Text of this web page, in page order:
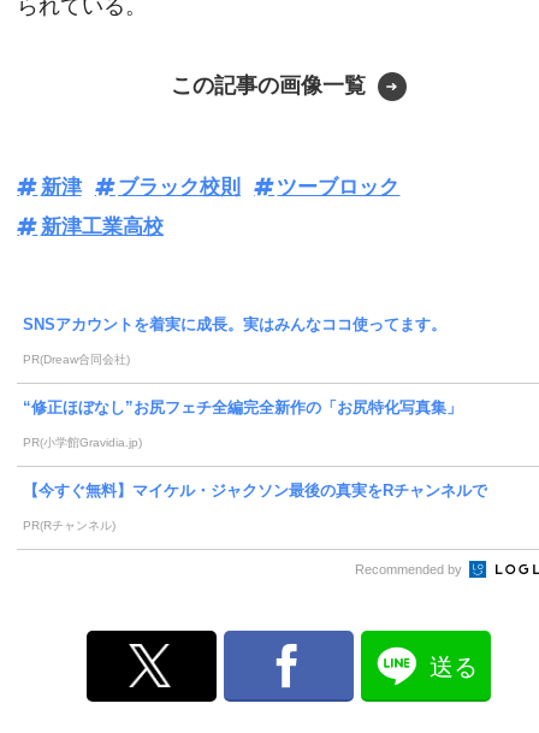
られている。
この記事の画像一覧
新津 ブラック校則
ツーブロック
新津工業高校
SNSアカウントを着実に成長。実はみんなココ使ってます。
PR(Dreaw合同会社)
“修正ほぼなし”お尻フェチ全編完全新作の「お尻特化写真集」
PR(小学館Gravidia.jp)
【今すぐ無料】マイケル・ジャクソン最後の真実をRチャンネルで
PR(Rチャンネル)
Recommended by
送る